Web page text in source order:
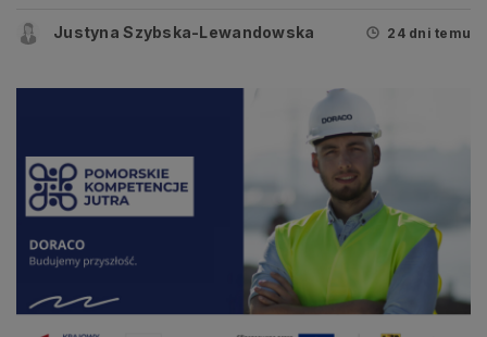
regionu świadczy coś więcej niż liczba
Justyna Szybska-Lewandowska 24 dni temu